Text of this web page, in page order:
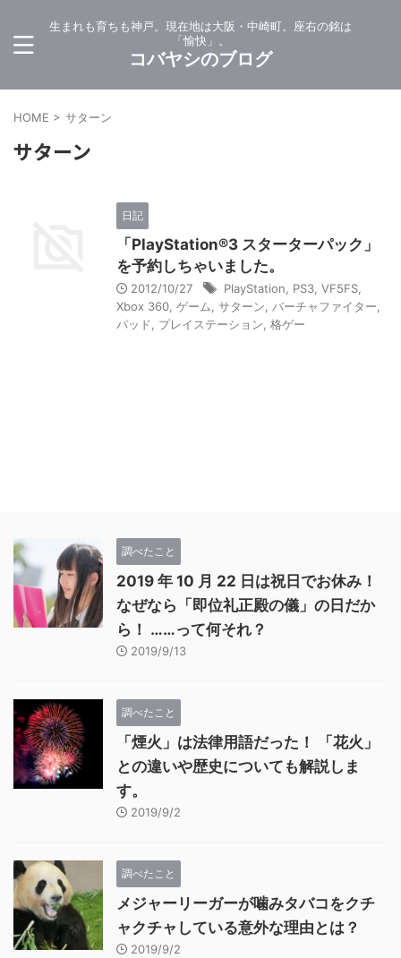
生まれも育ちも神戸。現在地は大阪・中崎町。座右の銘は
「愉快」。
コバヤシのブログ
HOME > サターン
サターン
日記
「PlayStation®3 スターターパック」
を予約しちゃいました。
2012/10/27 PlayStation PS3 VF5FS
Xbox 360 ゲーム サターン バーチャファイター
パッド
プレイステーション 格ゲー
調べたこと
2019 年 10 月 22 日は祝日でお休み！
なぜなら「即位礼正殿の儀」の日だか
ら！ ……って何それ？
2019/9/13
調べたこと
「煙火」は法律用語だった！ 「花火」
との違いや歴史についても解説しま
す。
2019/9/2
調べたこと
メジャーリーガーが噛みタバコをクチ
ャクチャしている意外な理由とは？
2019/9/2